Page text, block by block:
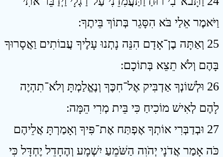
וַיֹּאמֶר אֵלַי בֹּא הִסָּגֵר בְּתוֹךְ בֵּיתֶךָ ׃
25 וְאַתָּה בֶן־אָדָם הִנֵּה נָתְנוּ עָלֶיךָ עֲבוֹתִים וַאֲסָרוּךָ
בָּהֶם וְלֹא תֵצֵא בְּתוֹכָם ׃
26 וּלְשׁוֹנְךָ אַדְבִּיק אֶל־חִכֶּךָ וְנֶאֱלַמְתָּ וְלֹא־תִהְיֶה
לָהֶם לְאִישׁ מוֹכִיחַ כִּי בֵּית מְרִי הֵמָּה ׃
27 וּבְדַבְּרִי אוֹתְךָ אֶפְתַּח אֶת־פִּיךָ וְאָמַרְתָּ אֲלֵיהֶם
כֹּה אָמַר אֲדֹנָי יְהֹוִה הַשֹּׁמֵעַ יִשְׁמָע וְהֶחָדֵל יֶחְדָּל כִּי